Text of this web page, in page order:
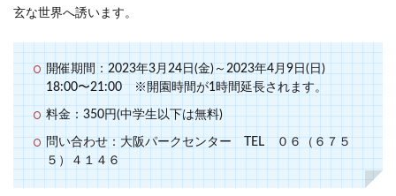
玄な世界へ誘います。
開催期間：2023年3月24日(金)～2023年4月9日(日)
18:00〜21:00 ※開園時間が1時間延長されます。
料金：350円(中学生以下は無料)
問い合わせ：大阪パークセンター TEL ０６（６７５
５）４１４６